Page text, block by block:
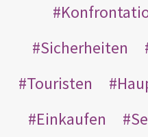
Sicherheiten
Touristen
Einkaufen